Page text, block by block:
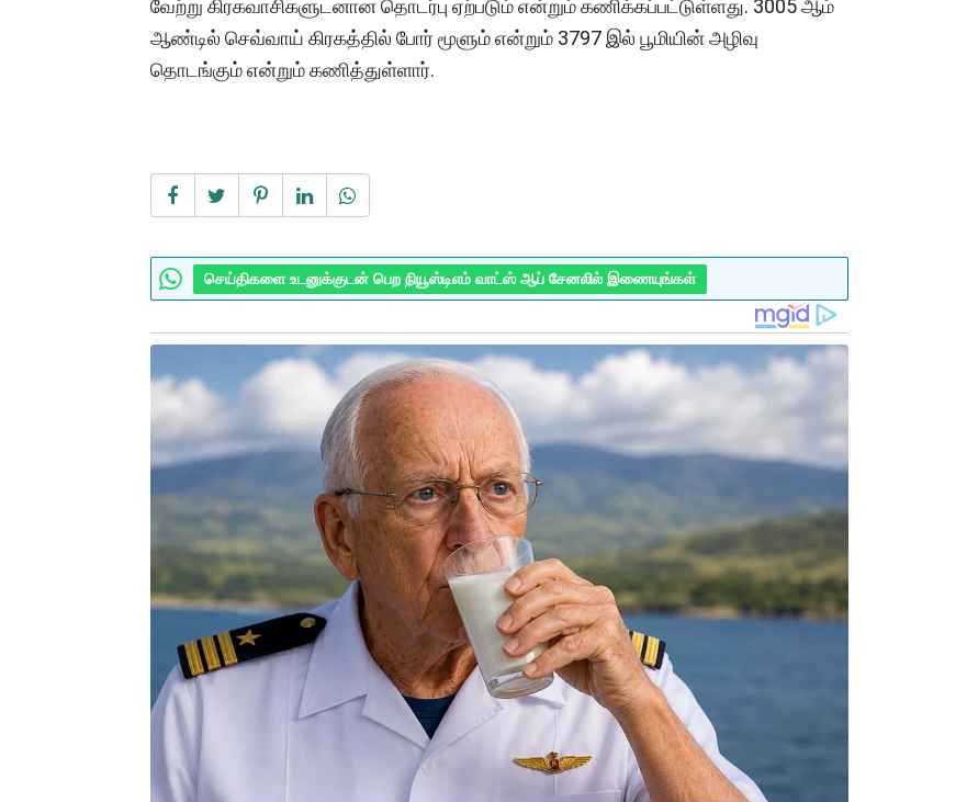
வேற்று கிரகவாசிகளுடனான தொடர்பு ஏற்படும் என்றும் கணிக்கப்பட்டுள்ளது. 3005 ஆம்
ஆண்டில் செவ்வாய் கிரகத்தில் போர் மூளும் என்றும் 3797 இல் பூமியின் அழிவு
தொடங்கும் என்றும் கணித்துள்ளார்.
செய்திகளை உடனுக்குடன் பெற நியூஸ்டிஎம் வாட்ஸ் ஆப் சேனலில் இணையுங்கள்